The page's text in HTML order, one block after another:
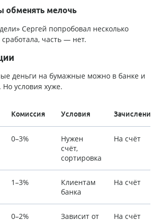
обменять мелочь
Сергей попробовал несколько
часть — нет.
деньги на бумажные можно в банке и
условия хуже.
Комиссия Условия Зачисление
0–3%
Нужен
счёт,
сортировка
На счёт
1–3%
Клиентам
банка
На счёт
0–2%
Зависит от
На счёт